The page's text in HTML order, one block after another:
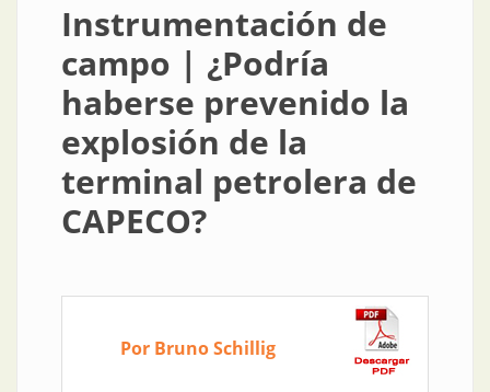
Instrumentación de
campo | ¿Podría
haberse prevenido la
explosión de la
terminal petrolera de
CAPECO?
Por Bruno Schillig